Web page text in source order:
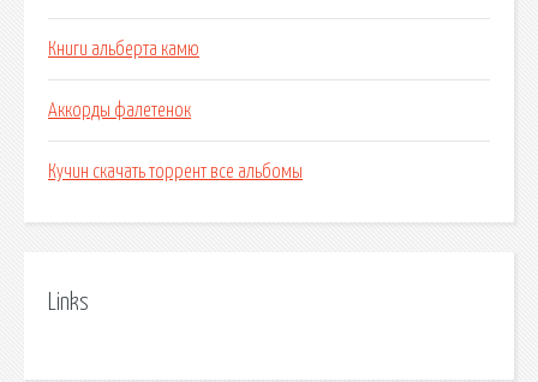
Книги альберта камю
Аккорды фалетенок
Кучин скачать торрент все альбомы
Links